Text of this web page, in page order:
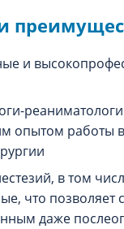
и
опытом работы
в том
что позволяет
даже